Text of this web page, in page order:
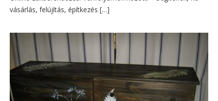
vásárlás, felújítás, építkezés […]